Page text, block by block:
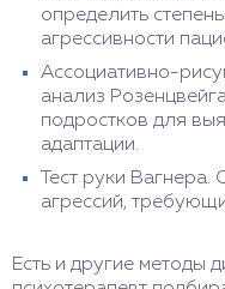
определить
агрессивности
Ассоциативно-
анализ
подростков для
адаптации.
Тест руки
агрессий,
Есть и другие методы